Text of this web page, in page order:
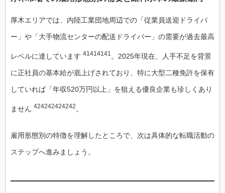
厚木エリアでは、内陸工業団地周辺での「従業員送迎ドライバ
ー」や「大手物流センターの配送ドライバー」の需要が過去最高
レベルに達しています 41414141 。2025年現在、人手不足を背景
に正社員の基本給が底上げされており、特に大型二種免許を保有
していれば「年収520万円以上」を狙える優良企業も珍しくあり
ません 424242424242 。
雇用形態別の特徴を理解したところで、次は具体的な転職活動の
ステップへ進みましょう。